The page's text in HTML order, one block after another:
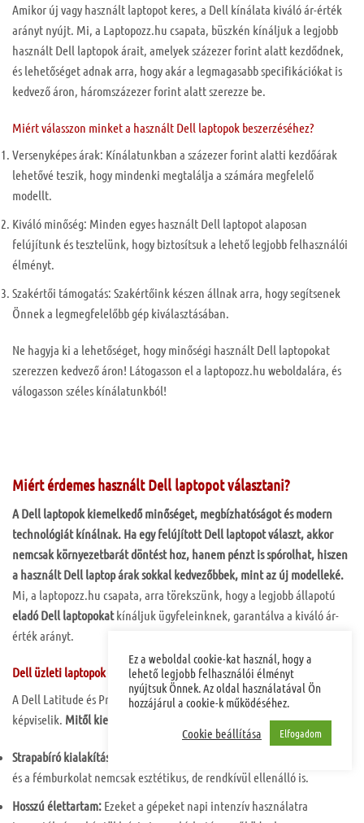
Amikor új vagy használt laptopot keres, a Dell kínálata kiváló ár-érték
arányt nyújt. Mi, a Laptopozz.hu csapata, büszkén kínáljuk a legjobb
használt Dell laptopok árait, amelyek százezer forint alatt kezdődnek,
és lehetőséget adnak arra, hogy akár a legmagasabb specifikációkat is
kedvező áron, háromszázezer forint alatt szerezze be.
Miért válasszon minket a használt Dell laptopok beszerzéséhez?
Versenyképes árak: Kínálatunkban a százezer forint alatti kezdőárak
lehetővé teszik, hogy mindenki megtalálja a számára megfelelő
modellt.
Kiváló minőség: Minden egyes használt Dell laptopot alaposan
felújítunk és tesztelünk, hogy biztosítsuk a lehető legjobb felhasználói
élményt.
Szakértői támogatás: Szakértőink készen állnak arra, hogy segítsenek
Önnek a legmegfelelőbb gép kiválasztásában.
Ne hagyja ki a lehetőséget, hogy minőségi használt Dell laptopokat
szerezzen kedvező áron! Látogasson el a laptopozz.hu weboldalára, és
válogasson széles kínálatunkból!
Miért érdemes használt Dell laptopot választani?
A Dell laptopok kiemelkedő minőséget, megbízhatóságot és modern
technológiát kínálnak. Ha egy felújított Dell laptopot választ, akkor
nemcsak környezetbarát döntést hoz, hanem pénzt is spórolhat, hiszen
a használt Dell laptop árak sokkal kedvezőbbek, mint az új modelleké.
Mi, a laptopozz.hu csapata, arra törekszünk, hogy a legjobb állapotú
eladó Dell laptopokatkínáljuk ügyfeleinknek, garantálva a kiváló ár-
érték arányt.
Dell üzleti laptopok – a megbízhatóság szimbóluma
A Dell Latitude és Precision sorozatai az üzleti laptopok élvonalát
képviselik. Mitől kiemelkedőek ezek a modellek?
Strapabíró kialakítás:
és a fémburkolat nemcsak esztétikus, de rendkívül ellenálló is.
Hosszú élettartam: Ezeket a gépeket napi intenzív használatra
Ez a weboldal cookie-kat használ, hogy a
lehető legjobb felhasználói élményt
nyújtsuk Önnek. Az oldal használatával Ön
hozzájárul a cookie-k működéséhez.
Cookie beállítása Elfogadom